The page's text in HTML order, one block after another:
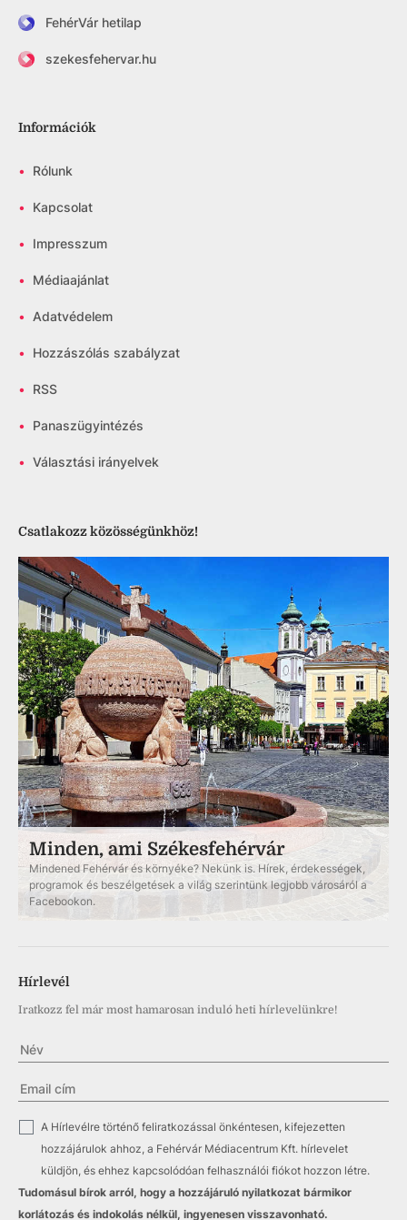
FehérVár hetilap
szekesfehervar.hu
Információk
• Rólunk
• Kapcsolat
• Impresszum
• Médiaajánlat
• Adatvédelem
• Hozzászólás szabályzat
• RSS
• Panaszügyintézés
• Választási irányelvek
Csatlakozz közösségünkhöz!
Minden, ami Székesfehérvár
Mindened Fehérvár és környéke? Nekünk is. Hírek, érdekességek,
programok és beszélgetések a világ szerintünk legjobb városáról a
Facebookon.
Hírlevél
Iratkozz fel már most hamarosan induló heti hírlevelünkre!
A Hírlevélre történő feliratkozással önkéntesen, kifejezetten
hozzájárulok ahhoz, a Fehérvár Médiacentrum Kft. hírlevelet
küldjön, és ehhez kapcsolódóan felhasználói fiókot hozzon létre.
Tudomásul bírok arról, hogy a hozzájáruló nyilatkozat bármikor
korlátozás és indokolás nélkül, ingyenesen visszavonható.